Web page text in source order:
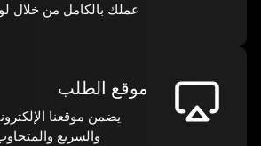
عملك بالكامل من خلال
موقع الطلب
يضمن موقعنا
والسريع